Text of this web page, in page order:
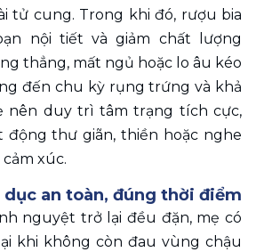
tử cung. Trong khi đó, rượu bia
nội tiết và giảm chất lượng
thẳng, mất ngủ hoặc lo âu kéo
đến chu kỳ rụng trứng và khả
nên duy trì tâm trạng tích cực,
động thư giãn, thiền hoặc nghe
xúc.
nguyệt trở lại đều đặn, mẹ có
khi không còn đau vùng chậu